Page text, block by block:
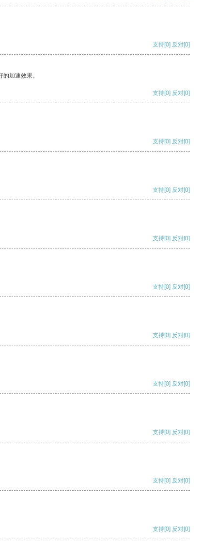
支持[0] 反对[0]
加速效果。
支持[0] 反对[0]
支持[0] 反对[0]
支持[0] 反对[0]
支持[0] 反对[0]
支持[0] 反对[0]
支持[0] 反对[0]
支持[0] 反对[0]
支持[0] 反对[0]
支持[0] 反对[0]
支持[0] 反对[0]